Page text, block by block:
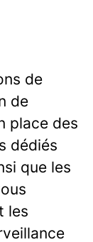
de
de
place des
dédiés
que les
les